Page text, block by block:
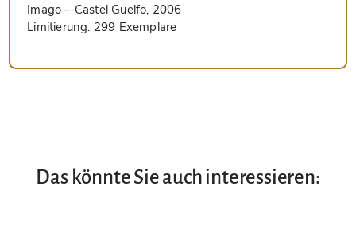
Imago – Castel Guelfo, 2006
Limitierung: 299 Exemplare
Das könnte Sie auch interessieren: